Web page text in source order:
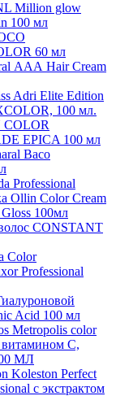
Million glow
100 мл
60 мл
ААА Hair Cream
Adri Elite Edition
100 мл.
COLOR
EPICA 100 мл
Baco
Professional
Ollin Color Cream
100мл
CONSTANT
Color
Professional
Acid 100 мл
Metropolis color
витамином С,
МЛ
Koleston Perfect
с экстрактом